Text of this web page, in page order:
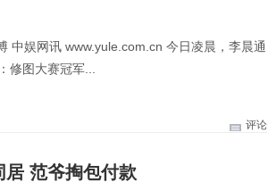
中娱网讯 www.yule.com.cn 今日凌晨，李晨通
修图大赛冠军...
评论
居 范爷掏包付款